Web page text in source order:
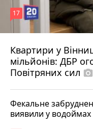
Квартири у
мільйонів: ДБР
Повітряних сил photo_camera
17
6 серпня 2026 р.
Фекальне
виявили у водоймах